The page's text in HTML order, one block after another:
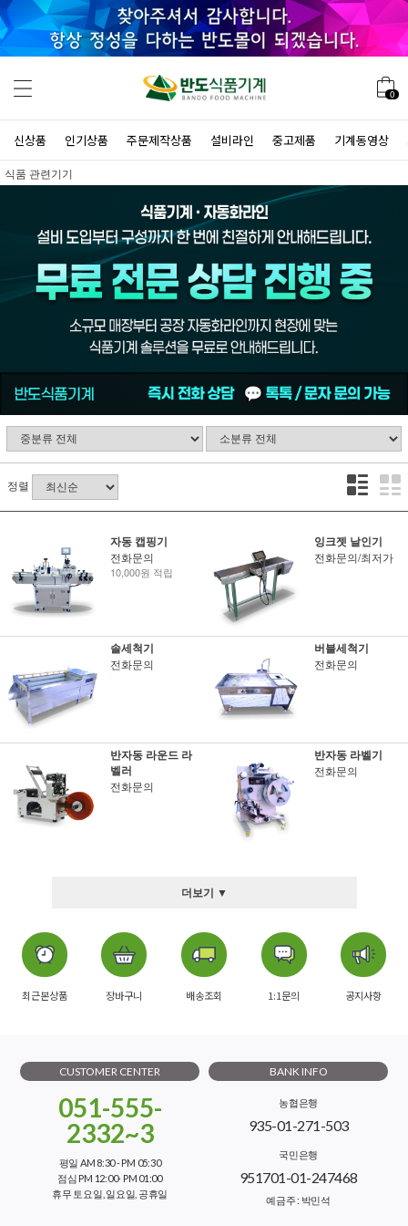
0
신상품 인기상품 주문제작상품 설비라인 중고제품 기계동영상
식품 관련기기
정렬
자동 캡핑기
전화문의
10,000원 적립
잉크젯 날인기
전화문의/최저가
솔세척기
전화문의
버블세척기
전화문의
반자동 라운드 라
벨러
전화문의
반자동 라벨기
전화문의
더보기 ▼
최근본상품 장바구니 배송조회 1:1문의 공지사항
CUSTOMER CENTER
051-555-
2332~3
평일 AM 8:30 - PM 05:30
점심 PM 12:00- PM 01:00
휴무 토요일, 일요일, 공휴일
BANK INFO
농협은행
935-01-271-503
국민은행
951701-01-247468
예금주 : 박민석